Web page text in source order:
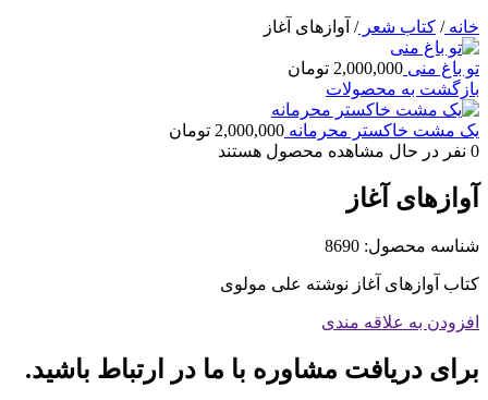
خانه/ کتاب شعر/ آوازهای آغاز
تو باغ منی 2,000,000 تومان
بازگشت به محصولات
یک مشت خاکستر محرمانه 2,000,000 تومان
0 نفر در حال مشاهده محصول هستند
آوازهای آغاز
شناسه محصول: 8690
کتاب آوازهای آغاز نوشته علی مولوی
افزودن به علاقه مندی
برای دریافت مشاوره با ما در ارتباط باشید.